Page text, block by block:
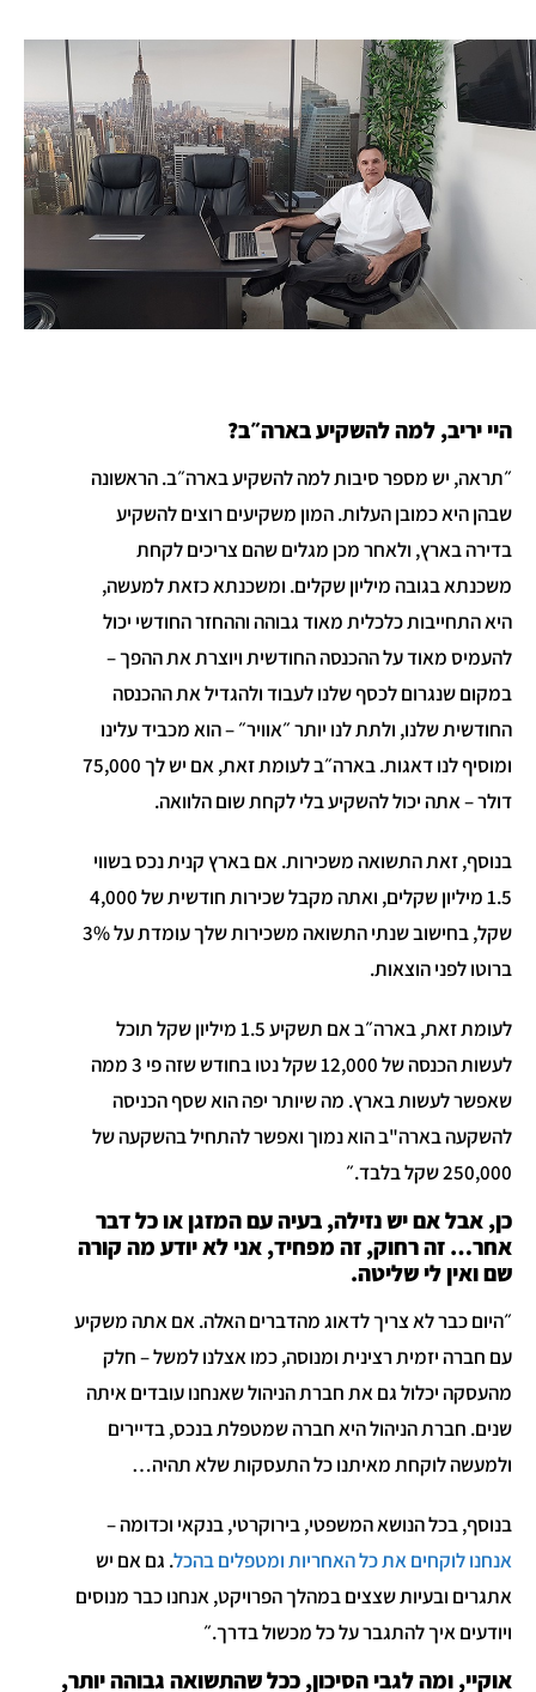
היי יריב, למה להשקיע בארה״ב?
״תראה, יש מספר סיבות למה להשקיע בארה״ב. הראשונה
שבהן היא כמובן העלות. המון משקיעים רוצים להשקיע
בדירה בארץ, ולאחר מכן מגלים שהם צריכים לקחת
משכנתא בגובה מיליון שקלים. ומשכנתא כזאת למעשה,
היא התחייבות כלכלית מאוד גבוהה וההחזר החודשי יכול
להעמיס מאוד על ההכנסה החודשית ויוצרת את ההפך –
במקום שנגרום לכסף שלנו לעבוד ולהגדיל את ההכנסה
החודשית שלנו, ולתת לנו יותר ״אוויר״ – הוא מכביד עלינו
ומוסיף לנו דאגות. בארה״ב לעומת זאת, אם יש לך 75,000
דולר – אתה יכול להשקיע בלי לקחת שום הלוואה.
בנוסף, זאת התשואה משכירות. אם בארץ קנית נכס בשווי
1.5 מיליון שקלים, ואתה מקבל שכירות חודשית של 4,000
שקל, בחישוב שנתי התשואה משכירות שלך עומדת על 3%
ברוטו לפני הוצאות.
לעומת זאת, בארה״ב אם תשקיע 1.5 מיליון שקל תוכל
לעשות הכנסה של 12,000 שקל נטו בחודש שזה פי 3 ממה
שאפשר לעשות בארץ. מה שיותר יפה הוא שסף הכניסה
להשקעה בארה"ב הוא נמוך ואפשר להתחיל בהשקעה של
250,000 שקל בלבד.״
כן, אבל אם יש נזילה, בעיה עם המזגן או כל דבר
אחר… זה רחוק, זה מפחיד, אני לא יודע מה קורה
שם ואין לי שליטה.
״היום כבר לא צריך לדאוג מהדברים האלה. אם אתה משקיע
עם חברה יזמית רצינית ומנוסה, כמו אצלנו למשל – חלק
מהעסקה יכלול גם את חברת הניהול שאנחנו עובדים איתה
שנים. חברת הניהול היא חברה שמטפלת בנכס, בדיירים
ולמעשה לוקחת מאיתנו כל התעסקות שלא תהיה…
בנוסף, בכל הנושא המשפטי, בירוקרטי, בנקאי וכדומה –
אנחנו לוקחים את כל האחריות ומטפלים בהכל. גם אם יש
אתגרים ובעיות שצצים במהלך הפרויקט, אנחנו כבר מנוסים
ויודעים איך להתגבר על כל מכשול בדרך.״
אוקיי, ומה לגבי הסיכון, ככל שהתשואה גבוהה יותר,